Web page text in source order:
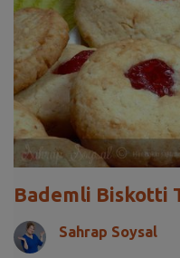
Bademli Biskotti
Sahrap Soysal